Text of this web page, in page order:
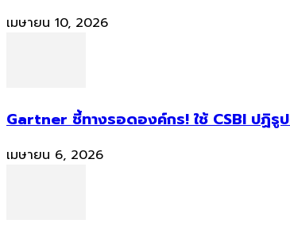
เมษายน 10, 2026
Gartner ชี้ทางรอดองค์กร! ใช้ CSBI ปฏิ
เมษายน 6, 2026